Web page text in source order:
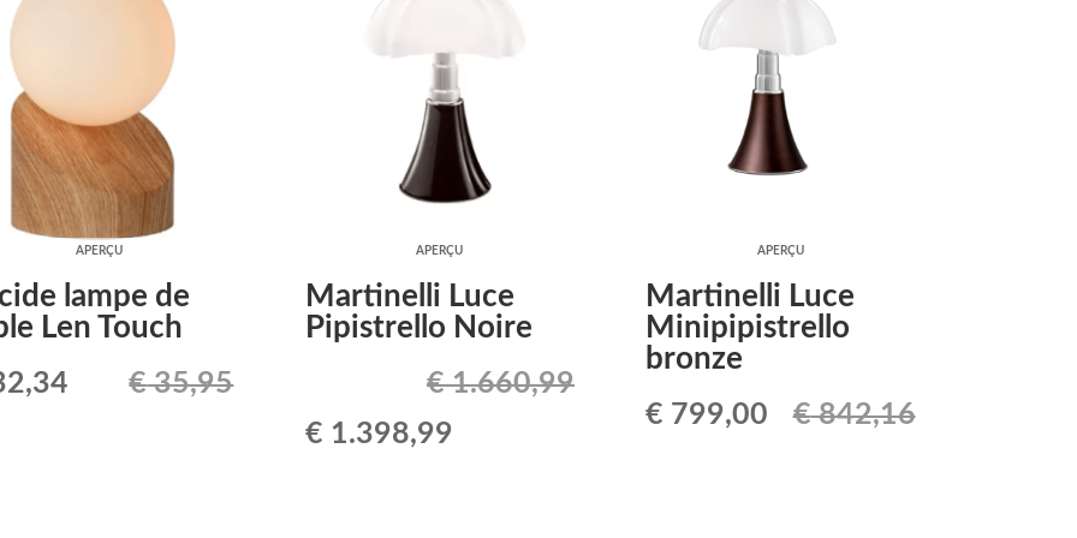
lampe de
Len Touch
€35,95
Le
APERÇU
Martinelli Luce
Pipistrello Noire
€1.660,99
Le
€ 1.398,99Le
APERÇU
Martinelli Luce
Minipipistrello
bronze
€842,16
Le
€ 799,00 Le
APERÇU